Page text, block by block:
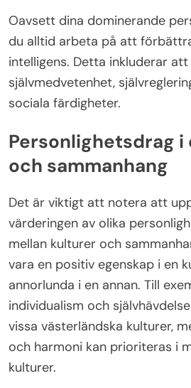
Oavsett dina dominerande
du alltid arbeta på att
intelligens. Detta inkluderar
självmedvetenhet,
sociala färdigheter.
Personlighetsdrag
och sammanhang
Det är viktigt att notera att
värderingen av olika
mellan kulturer och
vara en positiv egenskap i en
annorlunda i en annan. Till
individualism och
vissa västerländska kulturer,
och harmoni kan prioriteras i
kulturer.